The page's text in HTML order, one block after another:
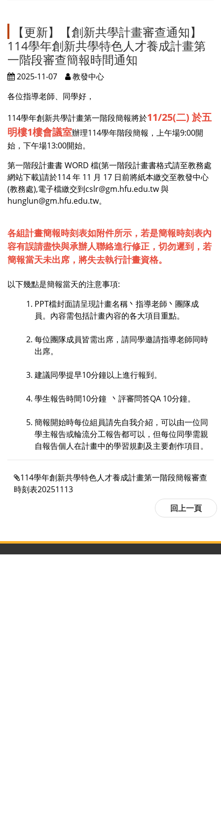
【更新】【創新共學計畫審查通知】
114學年創新共學特色人才養成計畫第
一階段審查簡報時間通知
2025-11-07
教發中心
各位指導老師、同學好，
114學年創新共學計畫第一階段簡報將於11/25(二) 於五
明樓1樓會議室辦理114學年階段簡報， 上午場9:00開
始，下午場13:00開始。
第一階段計畫書 WORD 檔(第一階段計畫書格式請至教務處
網站下載)請於114 年 11 月 17 日前將紙本繳交至教發中心
(教務處),電子檔繳交到cslr@gm.hfu.edu.tw 與
hunglun@gm.hfu.edu.tw。
各組計畫簡報時刻表如附件所示 ， 若是簡報時刻表內
容有誤請盡快與承辦人聯絡進行修正，切勿遲到，若
簡報當天未出席， 將失去執行計畫資格。
以下幾點是簡報當天的注意事項:
PPT檔封面請呈現計畫名稱丶指導老師丶團隊成
員。 內容需包括計畫內容的各大項目重點。
每位團隊成員皆需出席，請同學邀請指導老師同時
出席。
建議同學提早10分鐘以上進行報到。
學生報告時間10分鐘 丶評審問答QA 10分鐘。
簡報開始時每位組員請先自我介紹， 可以由一位同
學主報告或輪流分工報告都可以， 但每位同學需親
自報告個人在計畫中的學習規劃及主要創作項目。
114學年創新共學特色人才養成計畫第一階段簡報審查
時刻表20251113
:::